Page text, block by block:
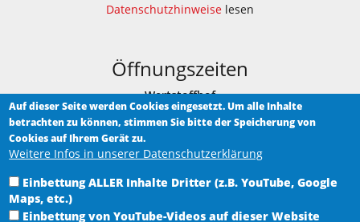
Datenschutzhinweise lesen
Öffnungszeiten
Wertstoffhof
Am Bauhof 1
Samstag 9.00 - 12.00 Uhr
Heimat-Museum Rieneck
im historischen Rathaus in Rieneck, Hauptstraße 5
Auf dieser Seite werden Cookies eingesetzt. Um alle Inhalte
betrachten zu können, stimmen Sie bitte der Speicherung von
Cookies auf Ihrem Gerät zu.
Weitere Infos in unserer Datenschutzerklärung
Einbettung ALLER Inhalte Dritter (z.B. YouTube, Google
Maps, etc.)
Einbettung von YouTube-Videos auf dieser Website